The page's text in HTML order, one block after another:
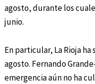
agosto, durante los
junio.
En particular, La Rioja
agosto. Fernando
emergencia aún no ha